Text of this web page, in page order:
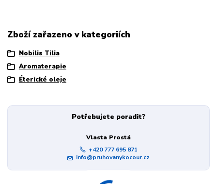
Zboží zařazeno v kategoriích
Nobilis Tilia
Aromaterapie
Éterické oleje
Potřebujete poradit?
Vlasta Prostá
+420 777 695 871
info@pruhovanykocour.cz